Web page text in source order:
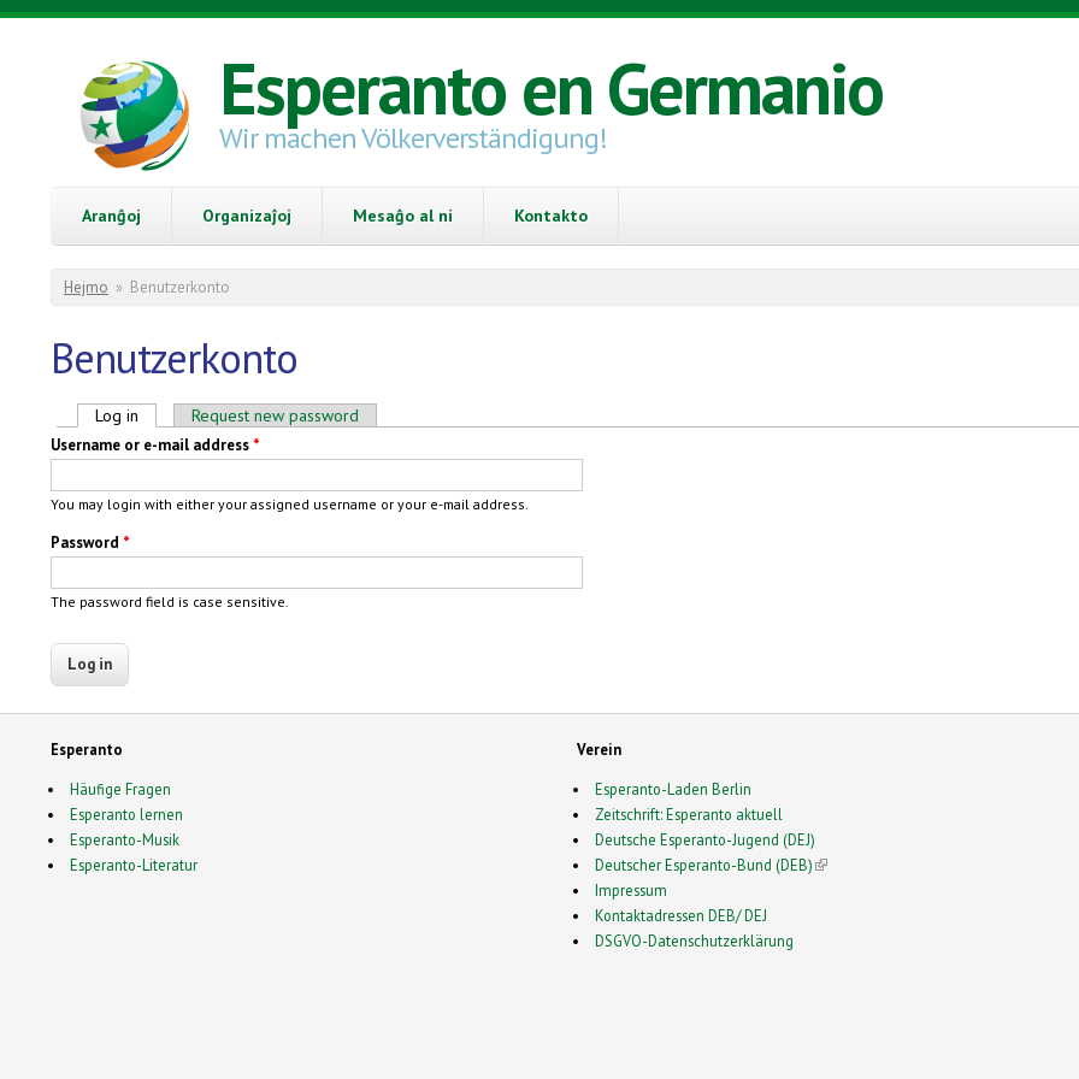
Skip to main content
Esperanto en Germanio
Wir machen Völkerverständigung!
Aranĝoj Organizaĵoj Mesaĝo al ni Kontakto
You are here
Hejmo » Benutzerkonto
Benutzerkonto
Primary tabs
Log in (active tab)Request new password
Username or e-mail address *
You may login with either your assigned username or your e-mail address.
Password *
The password field is case sensitive.
Esperanto
Häufige Fragen
Esperanto lernen
Esperanto-Musik
Esperanto-Literatur
Verein
Esperanto-Laden Berlin
Zeitschrift: Esperanto aktuell
Deutsche Esperanto-Jugend (DEJ)
Deutscher Esperanto-Bund (DEB)(link is external)
Impressum
Kontaktadressen DEB/ DEJ
DSGVO-Datenschutzerklärung